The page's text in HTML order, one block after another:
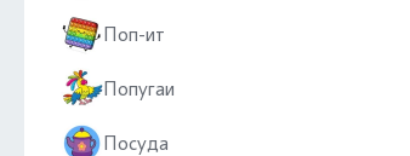
Поп-ит
Попугаи
Посуда